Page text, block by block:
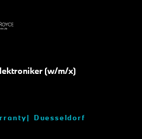
(w/m/x)
Duesseldorf